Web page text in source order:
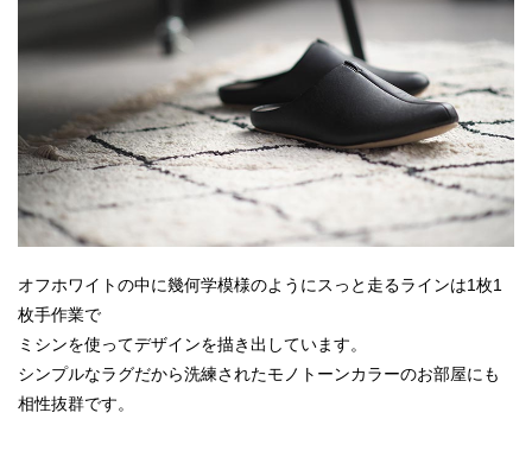
オフホワイトの中に幾何学模様のようにスっと走るラインは1枚1
枚手作業で
ミシンを使ってデザインを描き出しています。
シンプルなラグだから洗練されたモノトーンカラーのお部屋にも
相性抜群です。